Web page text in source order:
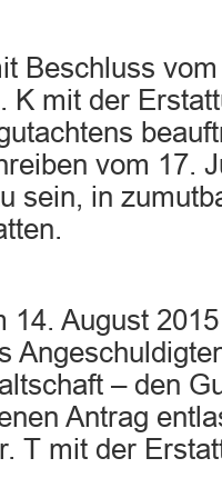
Beschluss
K mit der
vom 17.
sein, in
14. August
– den
Antrag
T mit der